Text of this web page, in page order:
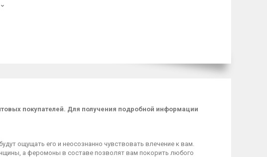
покупателей. Для получения подробной информации
ощущать его и неосознанно чувствовать влечение к вам.
а феромоны в составе позволят вам покорить любого